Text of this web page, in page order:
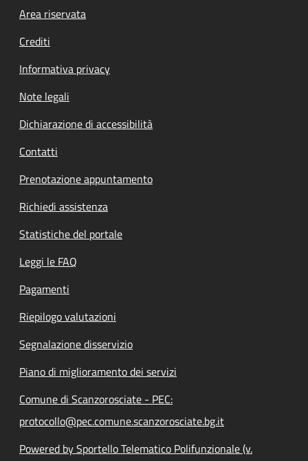
Footer menu
Area riservata
Crediti
Informativa privacy
Note legali
Dichiarazione di accessibilità
Contatti
Prenotazione appuntamento
Richiedi assistenza
Statistiche del portale
Leggi le FAQ
Pagamenti
Riepilogo valutazioni
Segnalazione disservizio
Piano di miglioramento dei servizi
Comune di Scanzorosciate - PEC:
protocollo@pec.comune.scanzorosciate.bg.it
Powered by Sportello Telematico Polifunzionale (v.